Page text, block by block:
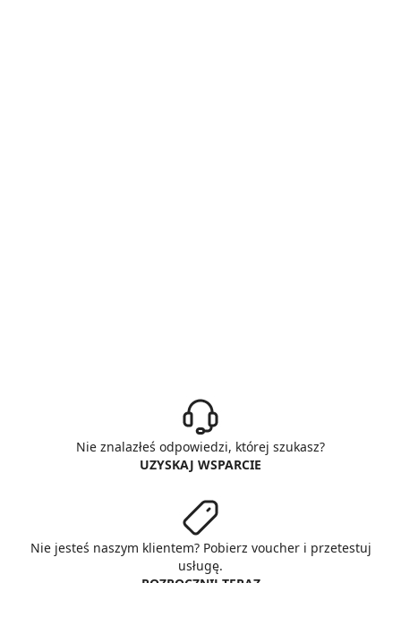
Nie znalazłeś odpowiedzi, której szukasz?
UZYSKAJ WSPARCIE
Nie jesteś naszym klientem? Pobierz voucher i przetestuj
usługę.
ROZPOCZNIJ TERAZ